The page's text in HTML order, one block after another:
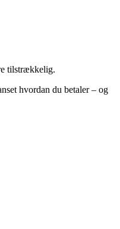
tilstrækkelig.
hvordan du betaler – og